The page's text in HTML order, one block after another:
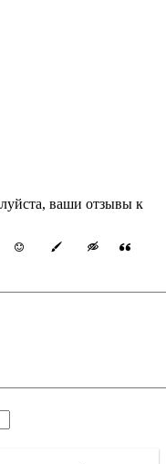
ваши отзывы к